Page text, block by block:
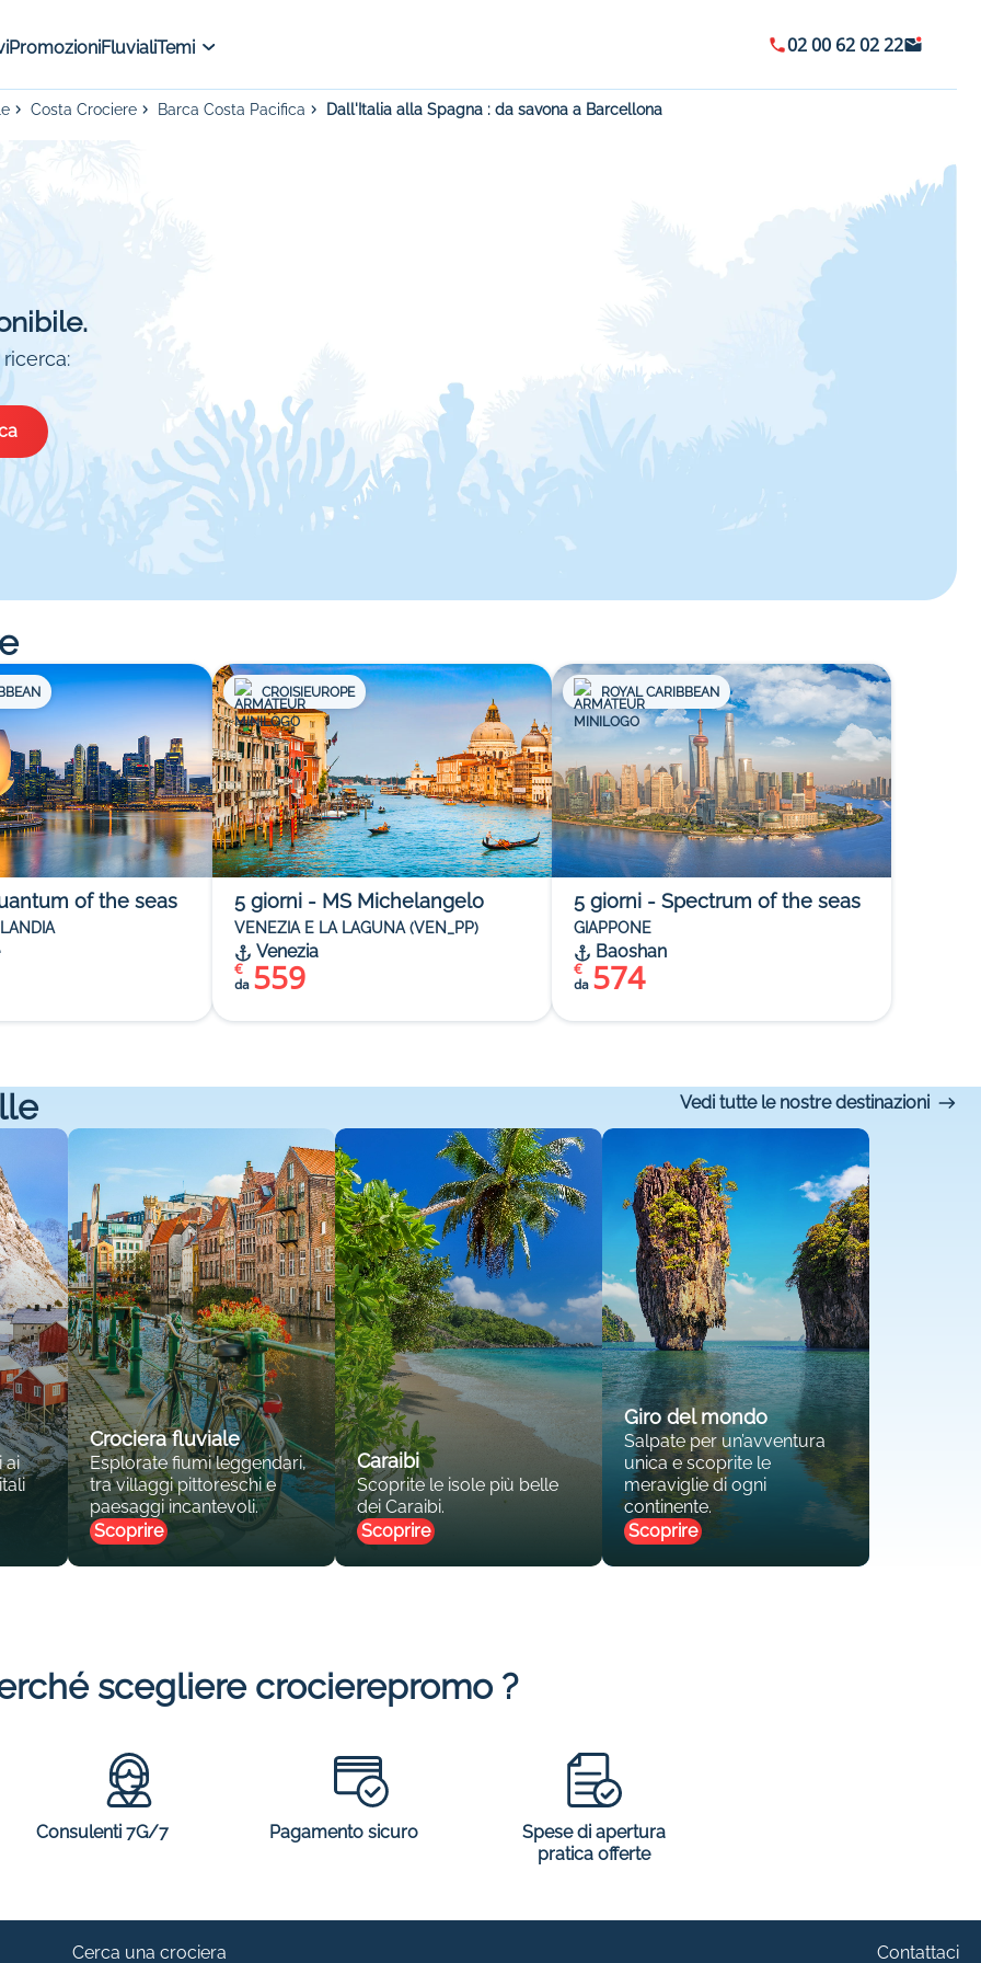
PromozioniFluvialiTemi 02 00 62 02 22
Costa Crociere Barca Costa Pacifica Dall'Italia alla Spagna : da savona a Barcellona
of the seas
CROISIEUROPE
5 giorni - MS Michelangelo
VENEZIA E LA LAGUNA (VEN_PP)
Venezia
da 559
€
ROYAL CARIBBEAN
5 giorni - Spectrum of the seas
GIAPPONE
Baoshan
da 574
€
Vedi tutte le nostre destinazioni
ai
Crociera fluviale
Esplorate fiumi leggendari,
tra villaggi pittoreschi e
paesaggi incantevoli.
Scoprire
Caraibi
Scoprite le isole più belle
dei Caraibi.
Scoprire
Giro del mondo
Salpate per un’avventura
unica e scoprite le
meraviglie di ogni
continente.
Scoprire
scegliere crocierepromo ?
Consulenti 7G/7 Pagamento sicuro
Spese di apertura
pratica offerte
Cerca una crociera Contattaci